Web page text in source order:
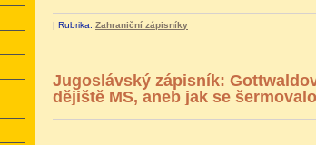
| Rubrika: Zahraniční zápisníky
Jugoslávský zápisník:
dějiště MS, aneb jak se